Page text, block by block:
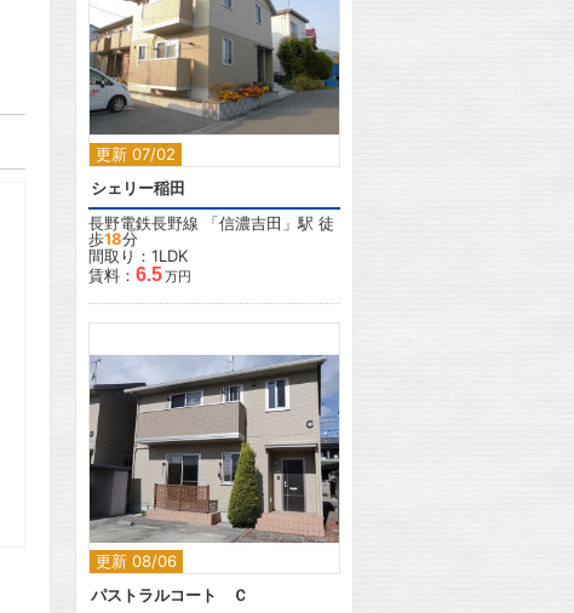
更新 07/02
2
シェリー稲田
長野電鉄長野線 「信濃吉田 」駅 徒
歩18分
間取り：1LDK
賃料： 6.5万円
更新 08/06
パストラルコート Ｃ